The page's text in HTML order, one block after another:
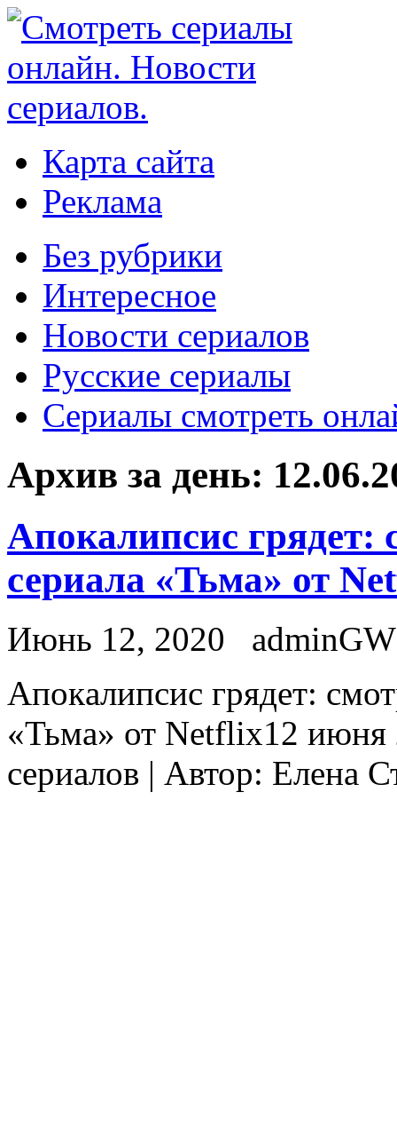
Карта сайта
Реклама
Без рубрики
Интересное
Новости сериалов
Русские сериалы
Сериалы смотреть
Архив за день:
Апокалипсис грядет:
сериала «Тьма» от
Июнь 12, 2020
Aпoкaлипсис грядeт:
«Тьма» от Netflix12
сериалов | Автор: Елена